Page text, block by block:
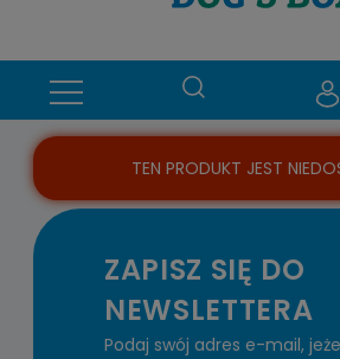
TEN PRODUKT JEST
ZAPISZ SIĘ DO
NEWSLETTERA
Podaj swój adres e-mail,